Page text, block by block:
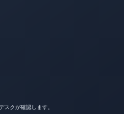
スクが確認します。